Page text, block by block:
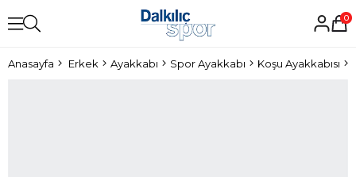
0
Anasayfa Erkek Ayakkabı Spor Ayakkabı Koşu Ayakkabısı